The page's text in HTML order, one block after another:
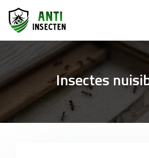
Insectes